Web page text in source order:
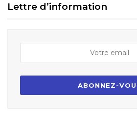
Lettre d’information